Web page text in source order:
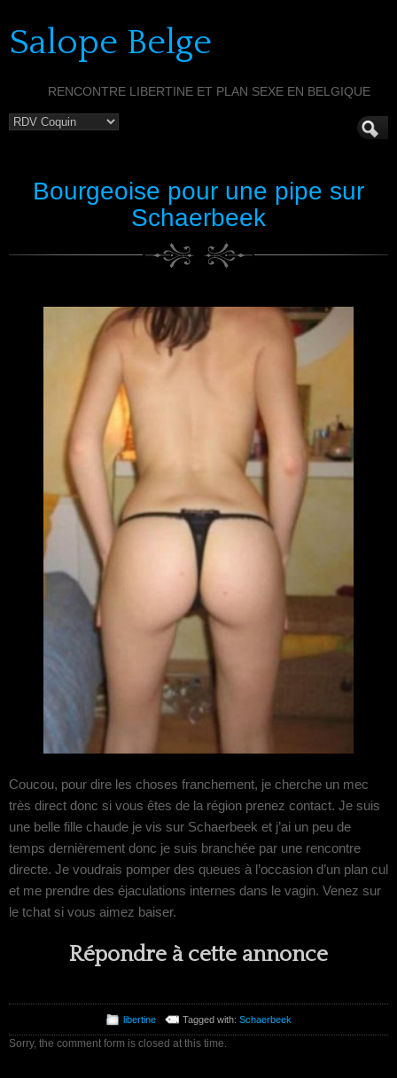
Salope Belge
RENCONTRE LIBERTINE ET PLAN SEXE EN BELGIQUE
Bourgeoise pour une pipe sur
Schaerbeek
Coucou, pour dire les choses franchement, je cherche un mec
très direct donc si vous êtes de la région prenez contact. Je suis
une belle fille chaude je vis sur Schaerbeek et j’ai un peu de
temps dernièrement donc je suis branchée par une rencontre
directe. Je voudrais pomper des queues à l’occasion d’un plan cul
et me prendre des éjaculations internes dans le vagin. Venez sur
le tchat si vous aimez baiser.
Répondre à cette annonce
libertine Tagged with:Schaerbeek
Sorry, the comment form is closed at this time.